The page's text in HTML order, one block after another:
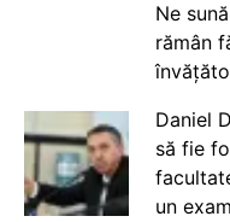
Ne
rămân
Daniel
să fie
un